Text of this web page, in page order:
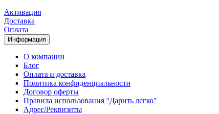
Активация
Доставка
Оплата
Информация
О компании
Блог
Оплата и доставка
Политика конфиденциальности
Договор оферты
Правила использования "Дарить легко"
Адрес/Реквизиты